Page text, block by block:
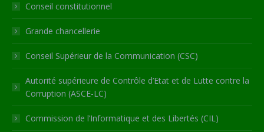
windowwindowwindowwindow
new
Conseil constitutionnel
Grande chancellerie
Conseil Supérieur de la Communication (CSC)
Autorité supérieure de Contrôle d’Etat et de Lutte contre la
Corruption (ASCE-LC)
Commission de l’Informatique et des Libertés (CIL)